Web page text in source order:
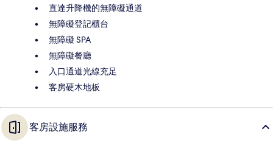
直達升降機的無障礙通道
無障礙登記櫃台
無障礙 SPA
無障礙餐廳
入口通道光線充足
客房硬木地板
客房設施服務